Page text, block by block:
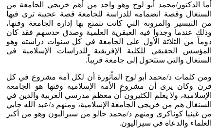
أما الدكتور/محمد أبو لوح وهو واحد من أهم خريجي الجامعة من
السنغال وقصة انضمامه للدراسة للجامعة قصة عجيبة ترى فيها
من التيسير والمرونة التي كانت تتمتع بها إدارة الجامعة وقتها،
وذلك عندما وجدوا فيه العبقرية العلمية وصدق حدسهم فقد كان
دوماً من الثلاثة الأول على الجامعة في كل سنوات دراسته وهو
المؤسس الحقيقي للكلية الإفريقية للدراسات الإسلامية في
السنغال والتي ستتحول إلى جامعة قريباً.
ومن كلمات د/محمد أبو لوح المأثورة أن لكل أمة مشروع في كل
قرن وكان يرى أن مشروع الأمة الإسلامية وقتها هو الجامعة
الإسلامية، ولا يعلم الكثيرون أن معظم مدرسي العربية والدين في
السنغال هم من خريجي الجامعة الإسلامية، ومنهم د/عبد الله جابي
من غينيا كوناكرى ومنهم د/محمد جالو من سيراليون وهو من أكبر
العلماء والدعاة في سيراليون.